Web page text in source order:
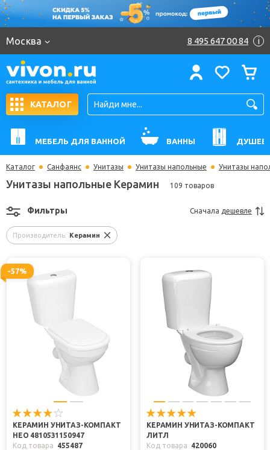
Москва 8 495 647 00 84 i
КАТАЛОГ
МЕБЕЛЬ ДЛЯ ВАННОЙ ВАННЫ
Каталог Санфаянс Унитазы Унитазы напольные Унитазы
Унитазы напольные Керамин 109 товаров
Производитель: Керамин
Фильтры Сначала дешевле
-57%
КЕРАМИН УНИТАЗ-КОМПАКТ
НЕО 4810531150947
Код товара
455487
КЕРАМИН УНИТАЗ-КОМПАКТ
ЛИТЛ
Код товара
420060